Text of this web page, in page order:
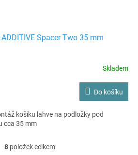
Spacer Two 35 mm
Skladem
Do košíku
košíku lahve na podložky pod
cca 35 mm
O
8položek celkem